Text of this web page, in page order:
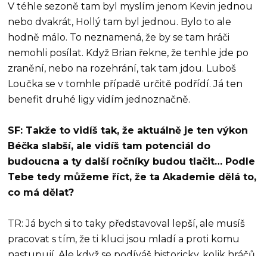
V téhle sezoně tam byl myslím jenom Kevin jednou
nebo dvakrát, Hollý tam byl jednou. Bylo to ale
hodně málo. To neznamená, že by se tam hráči
nemohli posílat. Když Brian řekne, že tenhle jde po
zranění, nebo na rozehrání, tak tam jdou. Luboš
Loučka se v tomhle případě určitě podřídí. Já ten
benefit druhé ligy vidím jednoznačně.
SF: Takže to vidíš tak, že aktuálně je ten výkon
Béčka slabší, ale vidíš tam potenciál do
budoucna a ty další ročníky budou tlačit… Podle
Tebe tedy můžeme říct, že ta Akademie dělá to,
co má dělat?
TR: Já bych si to taky představoval lepší, ale musíš
pracovat s tím, že ti kluci jsou mladí a proti komu